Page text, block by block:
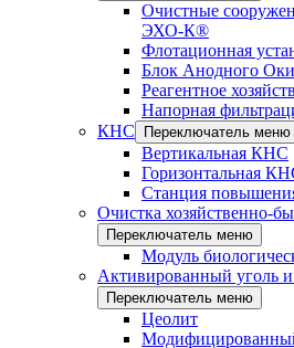
Очистные
ЭХО-К®
Флотационная
Блок Анодного
Реагентное
Напорная
КНС
Переключатель меню
Вертикальная КНС
Горизонтальная
Станция
Очистка хозяйственно-
Переключатель меню
Модуль
Активированный уголь
Переключатель меню
Цеолит